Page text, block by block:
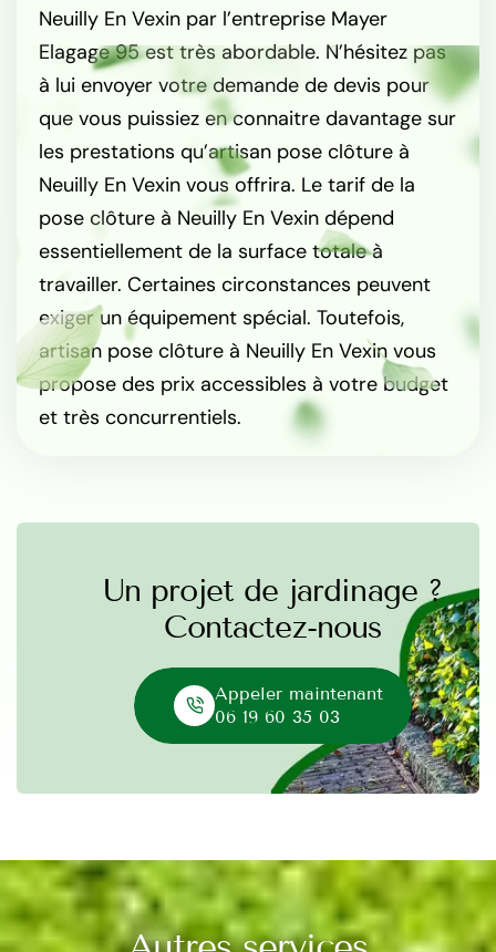
Neuilly En Vexin par l’entreprise Mayer
Elagage 95 est très abordable. N’hésitez pas
à lui envoyer votre demande de devis pour
que vous puissiez en connaitre davantage sur
les prestations qu’artisan pose clôture à
Neuilly En Vexin vous offrira. Le tarif de la
pose clôture à Neuilly En Vexin dépend
essentiellement de la surface totale à
travailler. Certaines circonstances peuvent
exiger un équipement spécial. Toutefois,
artisan pose clôture à Neuilly En Vexin vous
propose des prix accessibles à votre budget
et très concurrentiels.
Un projet de jardinage ?
Contactez-nous
Appeler maintenant
06 19 60 35 03